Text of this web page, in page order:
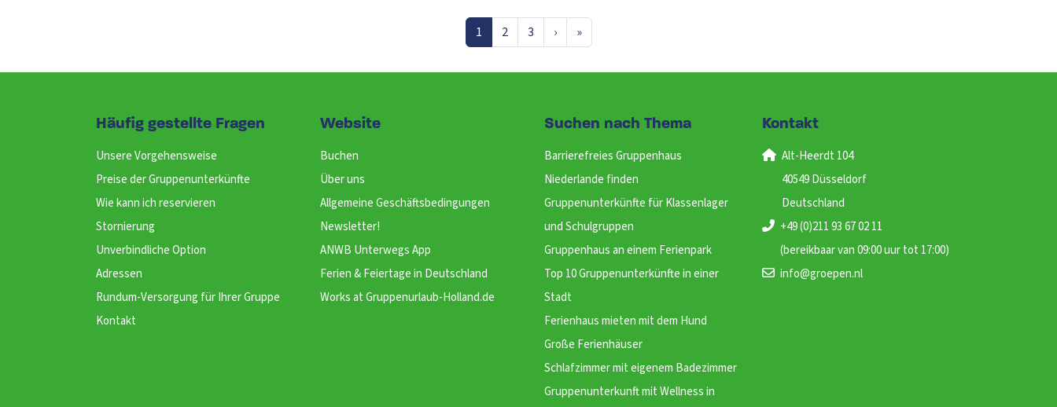
Aktuelle Seite
1 Seite
2 Seite
3 › »
Häufig gestellte Fragen
Unsere Vorgehensweise
Preise der Gruppenunterkünfte
Wie kann ich reservieren
Stornierung
Unverbindliche Option
Adressen
Rundum-Versorgung für Ihrer Gruppe
Kontakt
Website
Buchen
Über uns
Allgemeine Geschäftsbedingungen
Newsletter!
ANWB Unterwegs App
Ferien & Feiertage in Deutschland
Works at Gruppenurlaub-Holland.de
Suchen nach Thema
Barrierefreies Gruppenhaus
Niederlande finden
Gruppenunterkünfte für Klassenlager
und Schulgruppen
Gruppenhaus an einem Ferienpark
Top 10 Gruppenunterkünfte in einer
Stadt
Ferienhaus mieten mit dem Hund
Große Ferienhäuser
Schlafzimmer mit eigenem Badezimmer
Gruppenunterkunft mit Wellness in
Kontakt
Alt-Heerdt 104
40549 Düsseldorf
Deutschland
+49 (0)211 93 67 02 11
(bereikbaar van 09:00 uur tot 17:00)
info@groepen.nl